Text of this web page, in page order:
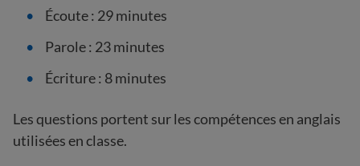
Écoute : 29 minutes
Parole : 23 minutes
Écriture : 8 minutes
Les questions portent sur les compétences en anglais
utilisées en classe.